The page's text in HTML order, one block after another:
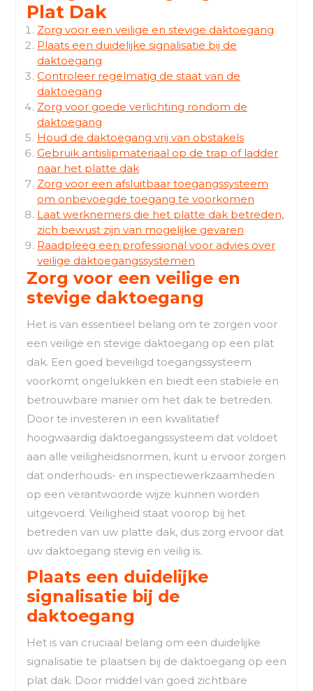
Plat Dak
Zorg voor een veilige en stevige daktoegang
Plaats een duidelijke signalisatie bij de
daktoegang
Controleer regelmatig de staat van de
daktoegang
Zorg voor goede verlichting rondom de
daktoegang
Houd de daktoegang vrij van obstakels
Gebruik antislipmateriaal op de trap of ladder
naar het platte dak
Zorg voor een afsluitbaar toegangssysteem
om onbevoegde toegang te voorkomen
Laat werknemers die het platte dak betreden,
zich bewust zijn van mogelijke gevaren
Raadpleeg een professional voor advies over
veilige daktoegangssystemen
Zorg voor een veilige en
stevige daktoegang
Het is van essentieel belang om te zorgen voor
een veilige en stevige daktoegang op een plat
dak. Een goed beveiligd toegangssysteem
voorkomt ongelukken en biedt een stabiele en
betrouwbare manier om het dak te betreden.
Door te investeren in een kwalitatief
hoogwaardig daktoegangssysteem dat voldoet
aan alle veiligheidsnormen, kunt u ervoor zorgen
dat onderhouds- en inspectiewerkzaamheden
op een verantwoorde wijze kunnen worden
uitgevoerd. Veiligheid staat voorop bij het
betreden van uw platte dak, dus zorg ervoor dat
uw daktoegang stevig en veilig is.
Plaats een duidelijke
signalisatie bij de
daktoegang
Het is van cruciaal belang om een duidelijke
signalisatie te plaatsen bij de daktoegang op een
plat dak. Door middel van goed zichtbare